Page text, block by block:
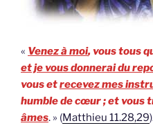
« Venez à moi, vous tous
et je vous donnerai du
vous etrecevez mes
humble de cœur ; et vous
âmes. » (Matthieu 11.28,29